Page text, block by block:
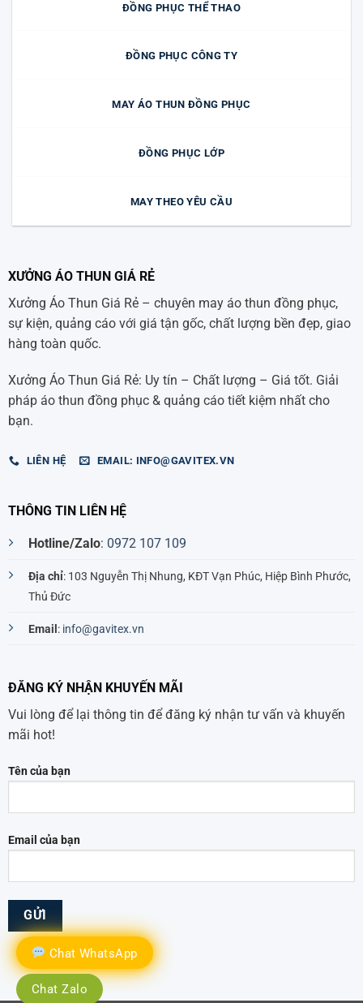
Chat WhatsApp
Chat Zalo
ĐỒNG PHỤC THỂ THAO
ĐỒNG PHỤC CÔNG TY
MAY ÁO THUN ĐỒNG PHỤC
ĐỒNG PHỤC LỚP
MAY THEO YÊU CẦU
XƯỞNG ÁO THUN GIÁ RẺ
Xưởng Áo Thun Giá Rẻ – chuyên may áo thun đồng phục,
sự kiện, quảng cáo với giá tận gốc, chất lượng bền đẹp, giao
hàng toàn quốc.
Xưởng Áo Thun Giá Rẻ: Uy tín – Chất lượng – Giá tốt. Giải
pháp áo thun đồng phục & quảng cáo tiết kiệm nhất cho
bạn.
LIÊN HỆ EMAIL: INFO@GAVITEX.VN
THÔNG TIN LIÊN HỆ
Hotline/Zalo: 0972 107 109
Địa chỉ: 103 Nguyễn Thị Nhung, KĐT Vạn Phúc, Hiệp Bình Phước,
Thủ Đức
Email : info@gavitex.vn
ĐĂNG KÝ NHẬN KHUYẾN MÃI
Vui lòng để lại thông tin để đăng ký nhận tư vấn và khuyến
mãi hot!
Tên của bạn
Email của bạn